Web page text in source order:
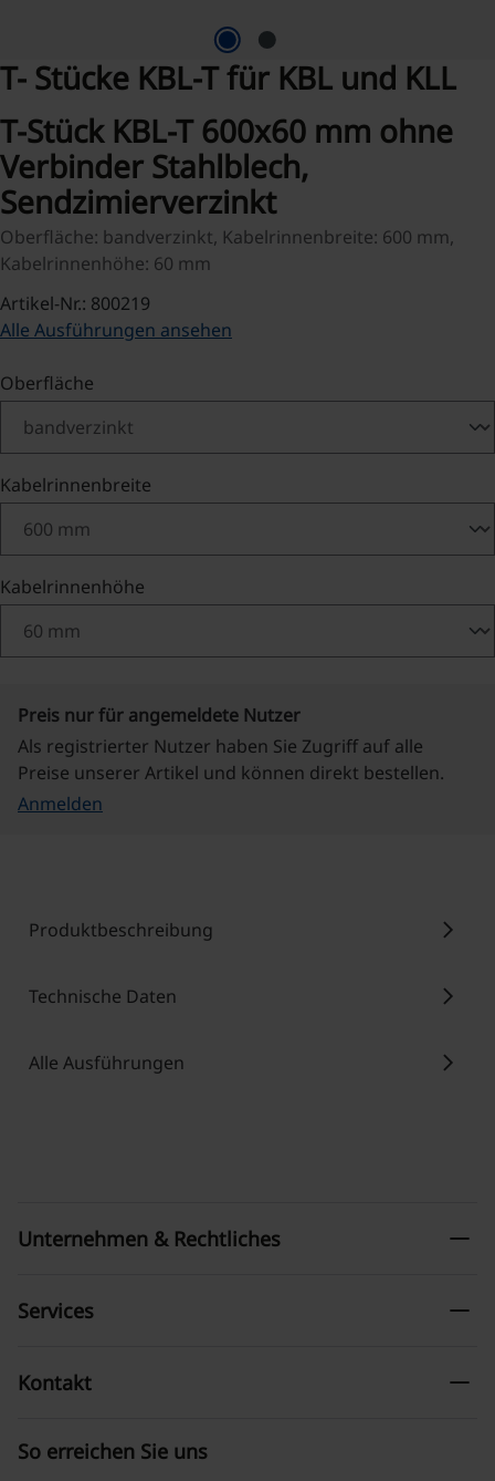
T- Stücke KBL-T für KBL und KLL
T-Stück KBL-T 600x60 mm ohne
Verbinder Stahlblech,
Sendzimierverzinkt
Oberfläche: bandverzinkt, Kabelrinnenbreite: 600 mm,
Kabelrinnenhöhe: 60 mm
Artikel-Nr.: 800219
Alle Ausführungen ansehen
Oberfläche
Kabelrinnenbreite
Kabelrinnenhöhe
Preis nur für angemeldete Nutzer
Als registrierter Nutzer haben Sie Zugriff auf alle
Preise unserer Artikel und können direkt bestellen.
Anmelden
Produktbeschreibung chevron_right
Technische Daten chevron_right
Alle Ausführungen chevron_right
So erreichen Sie uns
Unternehmen & Rechtliches remove
Services remove
Kontakt remove